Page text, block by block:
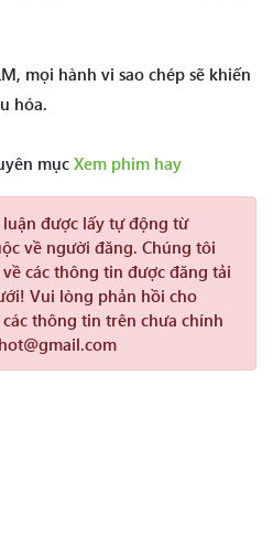
mọi hành vi sao chép sẽ khiến
hóa.
mục Xem phim hay
được lấy tự động từ
về người đăng. Chúng tôi
các thông tin được đăng tải
Vui lòng phản hồi cho
thông tin trên chưa chính